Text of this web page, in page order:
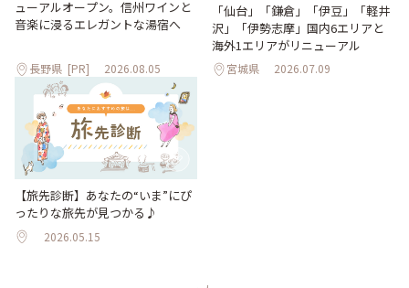
ューアルオープン。信州ワインと
音楽に浸るエレガントな湯宿へ
長野県 [PR] 2026.08.05
「仙台」「鎌倉」「伊豆」「軽井
沢」「伊勢志摩」国内6エリアと
海外1エリアがリニューアル
宮城県 2026.07.09
【旅先診断】あなたの“いま”にぴ
ったりな旅先が見つかる♪
2026.05.15